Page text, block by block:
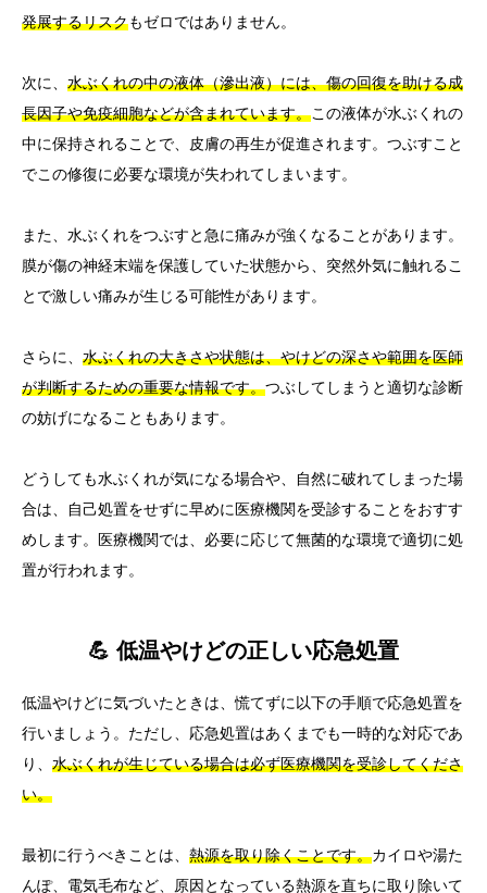
発展するリスクもゼロではありません。
次に、 水ぶくれの中の液体（滲出液）には、傷の回復を助ける成
長因子や免疫細胞などが含まれています。この液体が水ぶくれの
中に保持されることで、皮膚の再生が促進されます。つぶすこと
でこの修復に必要な環境が失われてしまいます。
また、水ぶくれをつぶすと急に痛みが強くなることがあります。
膜が傷の神経末端を保護していた状態から、突然外気に触れるこ
とで激しい痛みが生じる可能性があります。
さらに、 水ぶくれの大きさや状態は、やけどの深さや範囲を医師
が判断するための重要な情報です。つぶしてしまうと適切な診断
の妨げになることもあります。
どうしても水ぶくれが気になる場合や、自然に破れてしまった場
合は、自己処置をせずに早めに医療機関を受診することをおすす
めします。医療機関では、必要に応じて無菌的な環境で適切に処
置が行われます。
💪 低温やけどの正しい応急処置
低温やけどに気づいたときは、慌てずに以下の手順で応急処置を
行いましょう。ただし、応急処置はあくまでも一時的な対応であ
り、 水ぶくれが生じている場合は必ず医療機関を受診してくださ
い。
最初に行うべきことは、 熱源を取り除くことです。カイロや湯た
んぽ、電気毛布など、原因となっている熱源を直ちに取り除いて